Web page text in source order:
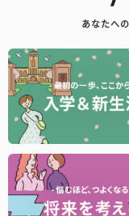
あなたへ